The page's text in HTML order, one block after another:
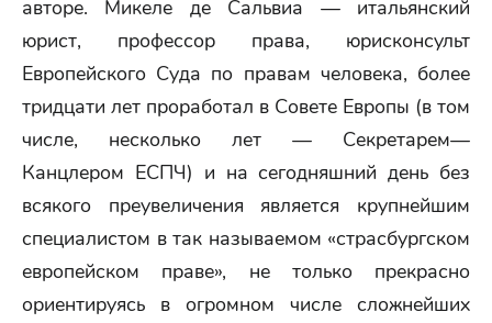
авторе. Микеле де Сальвиа — итальянский
юрист, профессор права, юрисконсульт
Европейского Суда по правам человека, более
тридцати лет проработал в Совете Европы (в том
числе, несколько лет — Секретарем—
Канцлером ЕСПЧ) и на сегодняшний день без
всякого преувеличения является крупнейшим
специалистом в так называемом «страсбургском
европейском праве», не только прекрасно
ориентируясь в огромном числе сложнейших